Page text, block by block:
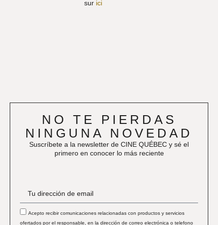
sur ici
NO TE PIERDAS
NINGUNA NOVEDAD
Suscríbete a la newsletter de CINE QUÉBEC y sé el
primero en conocer lo más reciente
Acepto recibir comunicaciones relacionadas con productos y servicios
ofertados por el responsable, en la dirección de correo electrónica o telefono